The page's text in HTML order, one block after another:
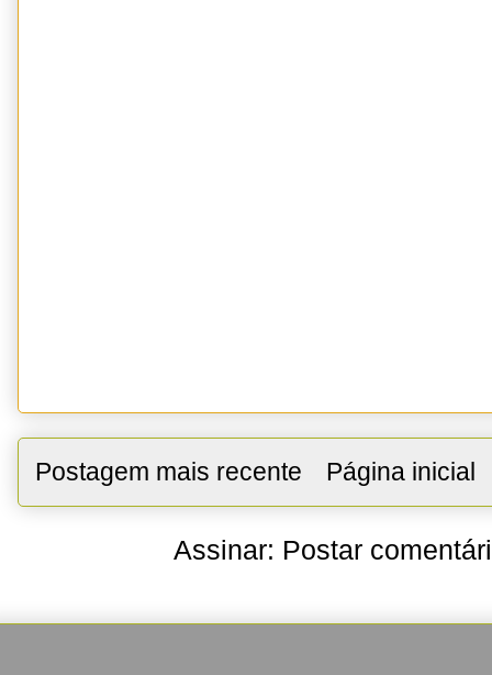
Postagem mais recente Página inicial
Assinar: Postar